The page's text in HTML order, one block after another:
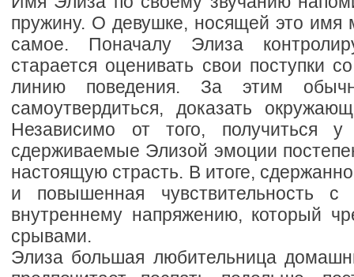
пружину. О девушке, носящей это имя
самое. Поначалу Элиза
старается оценивать свои поступки
линию поведения. За этим
самоутвердиться, доказать
Независимо от того, получиться
сдерживаемые Элизой эмоции
настоящую страсть. В итоге,
и повышенная чувствительность с
внутреннему напряжению, который
срывами.
Элиза большая любительница